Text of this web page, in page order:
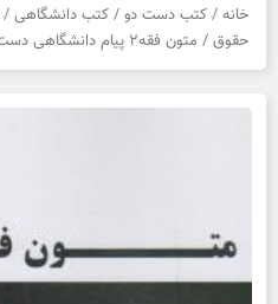
خانه / کتب دست دو / کتب دانشگاهی /
حقوق / متون فقه۲ پیام دانشگاهی دست دوم